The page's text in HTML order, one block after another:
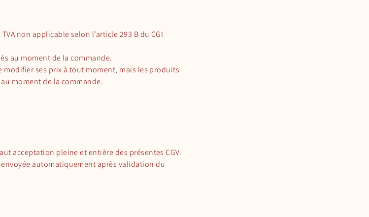
non applicable selon l’article 293 B du CGI
au moment de la commande.
modifier ses prix à tout moment, mais les produits
moment de la commande.
acceptation pleine et entière des présentes CGV.
automatiquement après validation du